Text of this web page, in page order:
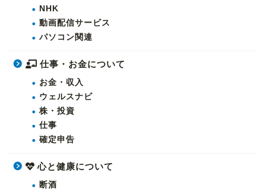
NHK
動画配信サービス
パソコン関連
仕事・お金について
お金・収入
ウェルスナビ
株・投資
仕事
確定申告
心と健康について
断酒